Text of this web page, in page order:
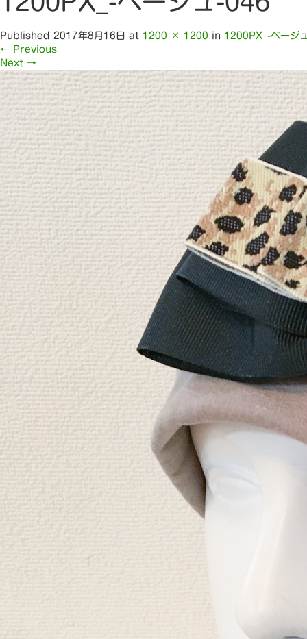
Published 2017年8月16日 at 1200 × 1200 in 1200PX_-ベージ
← Previous
Next →